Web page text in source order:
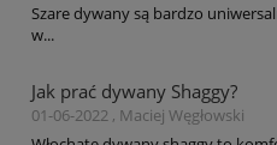
Szare dywany są bardzo
w...
Jak prać dywany Shaggy?
01-06-2022 , Maciej Węgłowski